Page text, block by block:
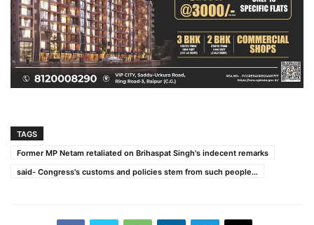
TAGS
Former MP Netam retaliated on Brihaspat Singh's indecent remarks
said- Congress's customs and policies stem from such people…